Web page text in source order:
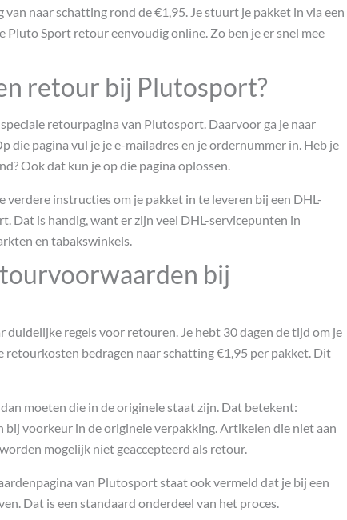
naar schatting rond de €1,95. Je stuurt je pakket in via een
Pluto Sport retour eenvoudig online. Zo ben je er snel mee
retour bij Plutosport?
retourpagina van Plutosport. Daarvoor ga je naar
die pagina vul je je e-mailadres en je ordernummer in. Heb je
Ook dat kun je op die pagina oplossen.
verdere instructies om je pakket in te leveren bij een DHL-
Dat is handig, want er zijn veel DHL-servicepunten in
en tabakswinkels.
bij
regels voor retouren. Je hebt 30 dagen de tijd om je
retourkosten bedragen naar schatting €1,95 per pakket. Dit
moeten die in de originele staat zijn. Dat betekent:
bij voorkeur in de originele verpakking. Artikelen die niet aan
mogelijk niet geaccepteerd als retour.
van Plutosport staat ook vermeld dat je bij een
Dat is een standaard onderdeel van het proces.